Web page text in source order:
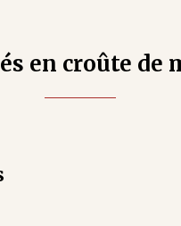
en croûte de